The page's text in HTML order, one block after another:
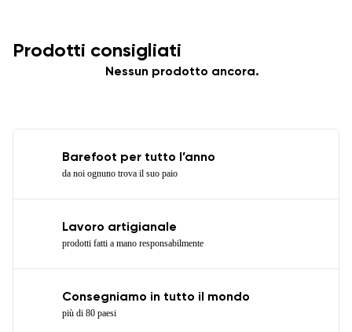
Prodotti consigliati
Nessun prodotto ancora.
Barefoot per tutto l’anno
da noi ognuno trova il suo paio
Lavoro artigianale
prodotti fatti a mano responsabilmente
Consegniamo in tutto il mondo
più di 80 paesi